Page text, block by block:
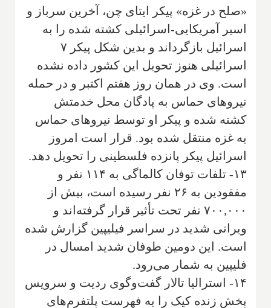
«صلح در غزه» پیکر ایتای چن، آخرین سرباز و
اسیر آمریکایی-اسرائیلی کشته شده را به
اسرائیل بازگرداند و بدین شکل پیکر ۷
اسرائیلی هنوز تحویل این کشور داده نشده
است. وی در همان روز هفتم اکتبر و در حمله
نیروهای حماس به پادگان محل خدمتش
کشته شده و پیکر او توسط نیروهای حماس
به غزه منتقل شده بود. قرار است امروز
اسرائیل پیکر پانزده فلسطینی را تحویل دهد.
۱۳- تلفات توفان کالماگی به ۱۱۴ نفر و
مفقودین به ۲۶ نفر رسیده است، بیش از
۷۰۰,۰۰۰ نفر تحت تأثیر قرار گرفته‌اند و
ویرانی شدید در سراسر فیلیپین گزارش شده
است. این دومین طوفان شدید امسال در
فلیپین به شمار می‌رود.
۱۴- استرالیا تالار گفت‌وگوی ردیت و سرویس
پخش زنده کیک را به فهرست پلتفرم‌های